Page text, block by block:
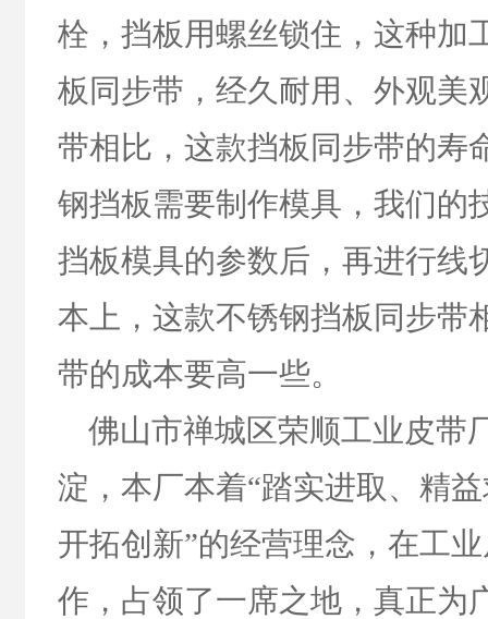
栓，挡板用螺丝锁住，这种加
板同步带，经久耐用、外观美
带相比，这款挡板同步带的寿
钢挡板需要制作模具，我们的
挡板模具的参数后，再进行线
本上，这款不锈钢挡板同步带
带的成本要高一些。
佛山市禅城区荣顺工业皮带
淀，本厂本着“踏实进取、精
开拓创新”的经营理念，在工
作，占领了一席之地，真正为